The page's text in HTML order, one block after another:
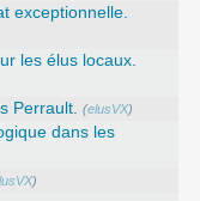
exceptionnelle.
les élus locaux.
Perrault. (elusVX)
dans les
)